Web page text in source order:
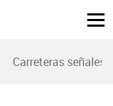
Carreteras señales